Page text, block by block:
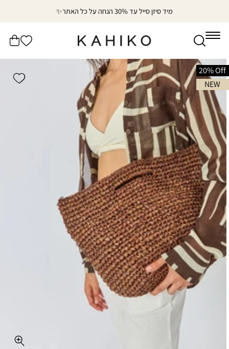
מיד סיזן סייל עד 30% הנחה על כל האתר✨
הרשימה
שלי עֲגָלָה
דלג
לפרטי
המוצר
20% Off
NEW